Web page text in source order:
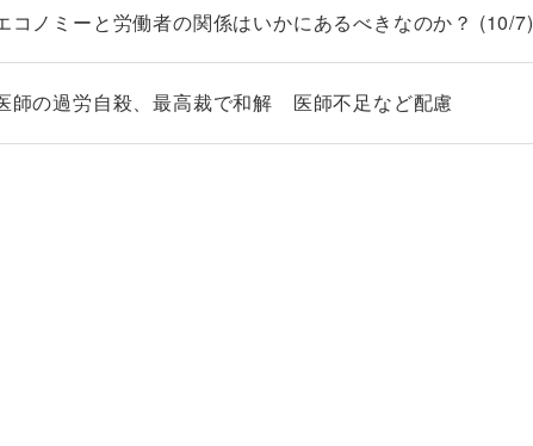
コノミーと労働者の関係はいかにあるべきなのか？ (10/7)
師の過労自殺、最高裁で和解 医師不足など配慮